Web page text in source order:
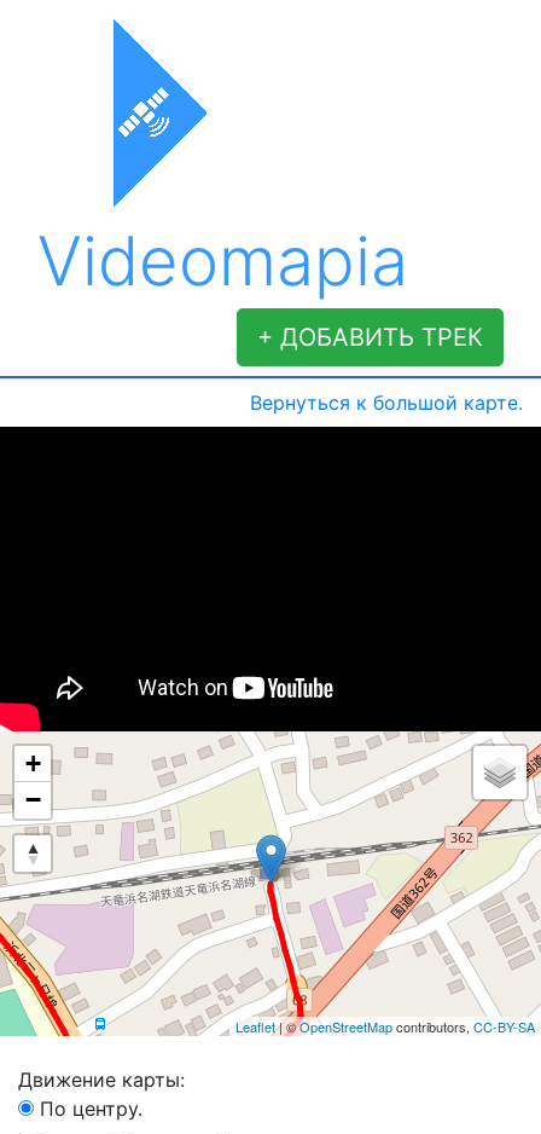
Videomapia
+ ДОБАВИТЬ ТРЕК
Вернуться к большой карте.
+
−
Leaflet| ©OpenStreetMapcontributors, CC-BY-SA
Движение карты:
По центру.